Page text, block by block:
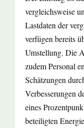
vergleichsweise
Lastdaten der
verfügen bereits
Umstellung. Die
zudem Personal
Schätzungen
Verbesserungen
eines
beteiligten